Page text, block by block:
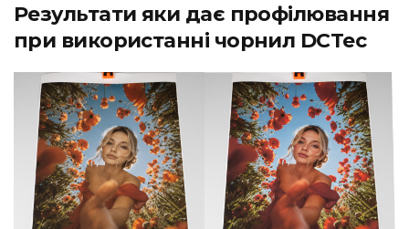
Результати яки дає профілювання
при використанні чорнил DCTec